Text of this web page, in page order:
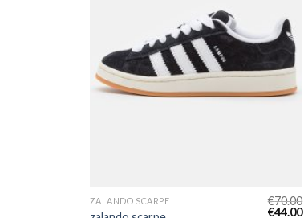
ZALANDO SCARPE €70.00
€44.00